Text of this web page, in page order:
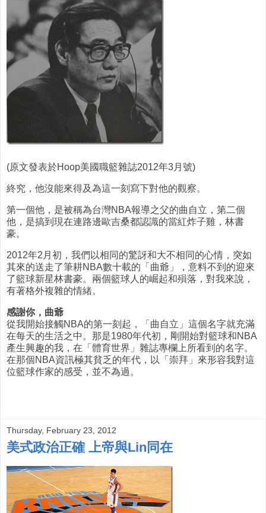
(原文發表於Hoop美國職籃雜誌2012年3月號)
終究，他沒能來得及為這一刻寫下對他的觀察。
第一個他，是被稱為台灣NBA報導之父的曲自立，第二個
他，是搞到現在連路邊歐吉桑都認識的當紅炸子雞，林書
豪。
2012年2月初，我們以相同的驚訝和大不相同的心情，突如
其來的送走了筆耕NBA數十載的「曲爺」，意料不到的迎來
了籃球新星林書豪。兩個籃球人的崛起和殞落，對我來說，
有著格外複雜的情緒。
感謝你，曲爺
從我開始接觸NBA的第一刻起，「曲自立」這個名字就充滿
在每天的生活之中。那是1980年代初，剛開始對籃球和NBA
產生興趣的我，在「體育世界」雜誌專欄上所看到的名字。
在那個NBA資訊極其貧乏的年代，以「崇拜」來形容我對這
位籃球作家的感受，並不為過。
Thursday, February 23, 2012
美式政治正確 上帝與Lin同在